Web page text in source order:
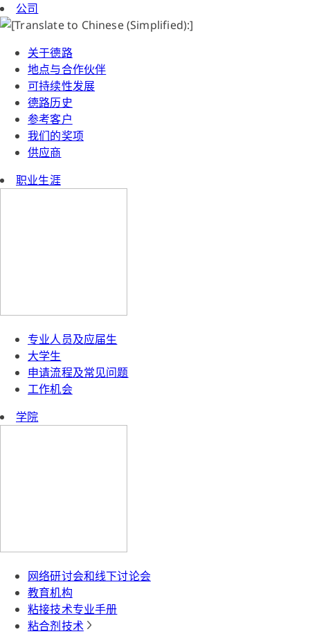
公司
关于德路
地点与合作伙伴
可持续性发展
德路历史
参考客户
我们的奖项
供应商
职业生涯
专业人员及应届生
大学生
申请流程及常见问题
工作机会
学院
网络研讨会和线下讨论会
教育机构
粘接技术专业手册
粘合剂技术